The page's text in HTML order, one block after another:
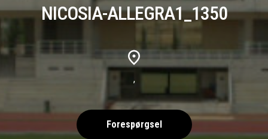
NICOSIA-ALLEGRA1_1350
,
Forespørgsel